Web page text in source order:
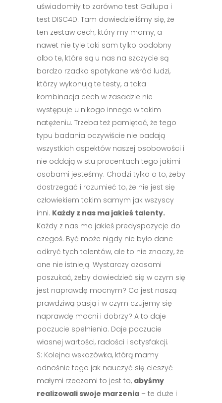
uświadomiły to zarówno test Gallupa i
test DISC4D. Tam dowiedzieliśmy się, że
ten zestaw cech, który my mamy, a
nawet nie tyle taki sam tylko podobny
albo te, które są u nas na szczycie są
bardzo rzadko spotykane wśród ludzi,
którzy wykonują te testy, a taka
kombinacja cech w zasadzie nie
występuje u nikogo innego w takim
natężeniu. Trzeba też pamiętać, że tego
typu badania oczywiście nie badają
wszystkich aspektów naszej osobowości i
nie oddają w stu procentach tego jakimi
osobami jesteśmy. Chodzi tylko o to, żeby
dostrzegać i rozumieć to, że nie jest się
człowiekiem takim samym jak wszyscy
inni. Każdy z nas ma jakieś talenty.
Każdy z nas ma jakieś predyspozycje do
czegoś. Być może nigdy nie było dane
odkryć tych talentów, ale to nie znaczy, że
one nie istnieją. Wystarczy czasami
poszukać, żeby dowiedzieć się w czym się
jest naprawdę mocnym? Co jest naszą
prawdziwą pasją i w czym czujemy się
naprawdę mocni i dobrzy? A to daje
poczucie spełnienia. Daje poczucie
własnej wartości, radości i satysfakcji.
S: Kolejna wskazówka, którą mamy
odnośnie tego jak nauczyć się cieszyć
małymi rzeczami to jest to, abyśmy
realizowali swoje marzenia – te duże i